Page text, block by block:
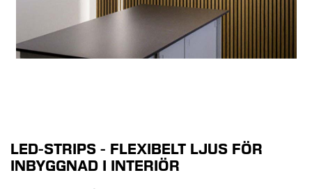
LED-STRIPS - FLEXIBELT LJUS FÖR
INBYGGNAD I INTERIÖR